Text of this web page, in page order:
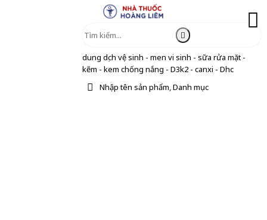
dung dịch vệ sinh - men vi sinh - sữa rửa mặt -
kẽm - kem chống nắng - D3k2 - canxi - Dhc
Nhập tên sản phẩm, Danh mục